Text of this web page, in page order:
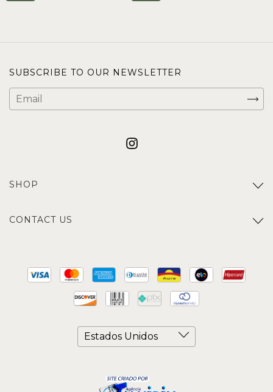
SUBSCRIBE TO OUR NEWSLETTER
SHOP
CONTACT US